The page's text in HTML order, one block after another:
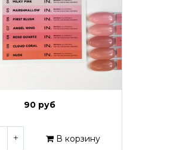
90 руб
В корзину